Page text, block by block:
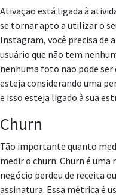
Ativação está ligada à
se tornar apto a utilizar o
Instagram, você precisa de
usuário que não tem
nenhuma foto não pode ser
esteja considerando uma
e isso esteja ligado à sua
Churn
Tão importante quanto
medir o churn. Churn é
negócio perdeu de receita
assinatura. Essa métrica é